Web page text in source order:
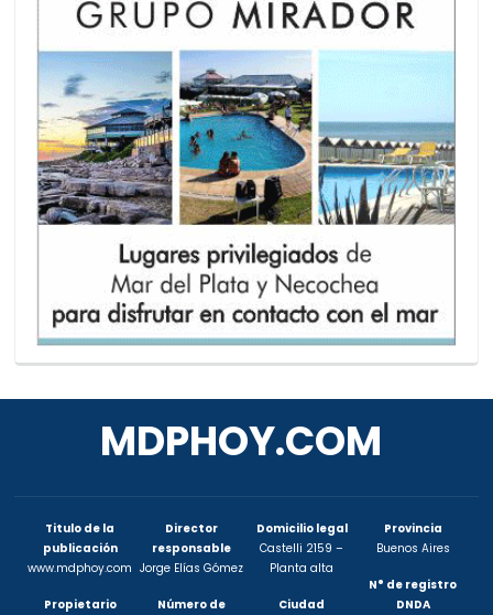
MDPHOY.COM
Titulo de la
publicación
www.mdphoy.com
Propietario
Director
responsable
Jorge Elías Gómez
Número de
Domicilio legal
Castelli 2159 –
Planta alta
Ciudad
Provincia
Buenos Aires
N° de registro
DNDA